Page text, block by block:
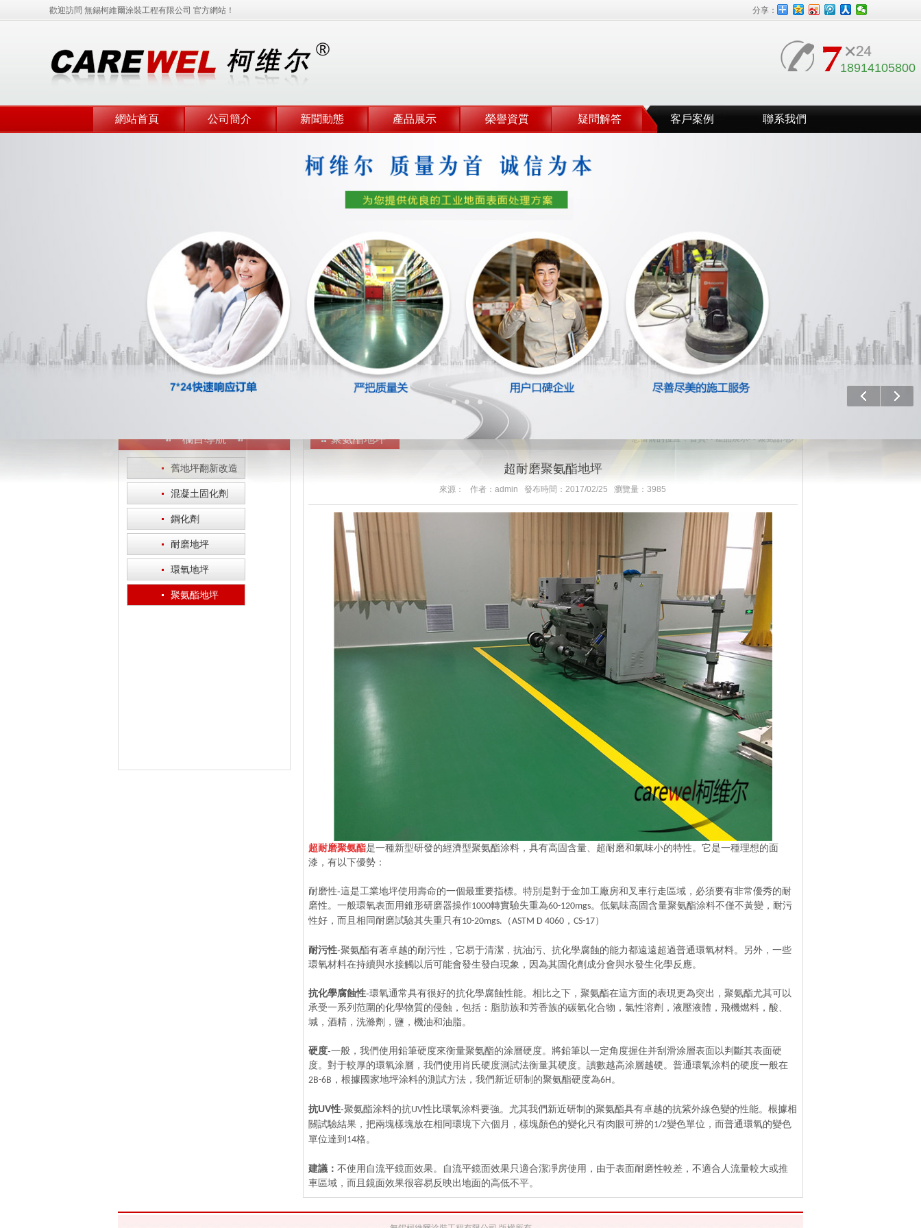
歡迎訪問 無錫柯維爾涂裝工程有限公司 官方網站！ 分享：
18914105800
網站首頁 公司簡介 新聞動態 產品展示 榮譽資質 疑問解答 客戶案例 聯系我們
欄目導航
·
舊地坪翻新改造
·
混凝土固化劑
·
鋼化劑
·耐磨地坪
·
環氧地坪
·
聚氨酯地坪
聚氨酯地坪 您當前的位置：首頁>>產品展示>>聚氨酯地坪
超耐磨聚氨酯地坪
來源： 作者：admin 發布時間：2017/02/25 瀏覽量：3985
超耐磨聚氨酯是一種新型研發的經濟型聚氨酯涂料，具有高固含量、超耐磨和氣味小的特性。它是一種理想的面
漆，有以下優勢：
耐磨性-這是工業地坪使用壽命的一個最重要指標。特別是對于金加工廠房和叉車行走區域，必須要有非常優秀的耐
磨性。一般環氧表面用錐形研磨器操作1000轉實驗失重為60-120mgs。低氣味高固含量聚氨酯涂料不僅不黃變，耐污
性好，而且相同耐磨試驗其失重只有10-20mgs. （ASTM D 4060 ，CS-17）
耐污性-聚氨酯有著卓越的耐污性，它易于清潔，抗油污、抗化學腐蝕的能力都遠遠超過普通環氧材料。另外，一些
環氧材料在持續與水接觸以后可能會發生發白現象，因為其固化劑成分會與水發生化學反應。
抗化學腐蝕性-環氧通常具有很好的抗化學腐蝕性能。相比之下，聚氨酯在這方面的表現更為突出，聚氨酯尤其可以
承受一系列范圍的化學物質的侵蝕，包括：脂肪族和芳香族的碳氫化合物，氯性溶劑，液壓液體，飛機燃料，酸、
堿，酒精，洗滌劑，鹽，機油和油脂。
硬度-一般，我們使用鉛筆硬度來衡量聚氨酯的涂層硬度。將鉛筆以一定角度握住并刮滑涂層表面以判斷其表面硬
度。對于較厚的環氧涂層，我們使用肖氏硬度測試法衡量其硬度。讀數越高涂層越硬。普通環氧涂料的硬度一般在
2B-6B ，根據國家地坪涂料的測試方法，我們新近研制的聚氨酯硬度為6H。
抗UV性-聚氨酯涂料的抗UV性比環氧涂料要強。尤其我們新近研制的聚氨酯具有卓越的抗紫外線色變的性能。根據相
關試驗結果，把兩塊樣塊放在相同環境下六個月，樣塊顏色的變化只有肉眼可辨的1/2變色單位，而普通環氧的變色
單位達到 14格。
建議：不使用自流平鏡面效果。自流平鏡面效果只適合潔凈房使用，由于表面耐磨性較差，不適合人流量較大或推
車區域，而且鏡面效果很容易反映出地面的高低不平。